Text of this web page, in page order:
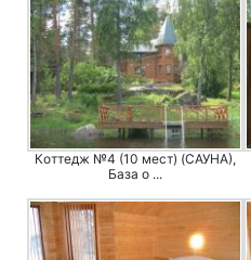
Коттедж №4 (10 мест) (САУНА),
База о ...